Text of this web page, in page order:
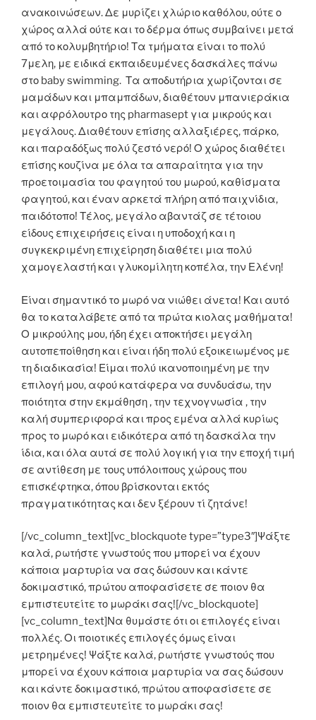
ανακοινώσεων. Δε μυρίζει χλώριο καθόλου, ούτε ο
χώρος αλλά ούτε και το δέρμα όπως συμβαίνει μετά
από το κολυμβητήριο! Τα τμήματα είναι το πολύ
7μελη, με ειδικά εκπαιδευμένες δασκάλες πάνω
στο baby swimming. Τα αποδυτήρια χωρίζονται σε
μαμάδων και μπαμπάδων, διαθέτουν μπανιεράκια
και αφρόλουτρο της pharmasept για μικρούς και
μεγάλους. Διαθέτουν επίσης αλλαξιέρες, πάρκο,
και παραδόξως πολύ ζεστό νερό! Ο χώρος διαθέτει
επίσης κουζίνα με όλα τα απαραίτητα για την
προετοιμασία του φαγητού του μωρού, καθίσματα
φαγητού, και έναν αρκετά πλήρη από παιχνίδια,
παιδότοπο! Τέλος, μεγάλο αβαντάζ σε τέτοιου
είδους επιχειρήσεις είναι η υποδοχή και η
συγκεκριμένη επιχείρηση διαθέτει μια πολύ
χαμογελαστή και γλυκομίλητη κοπέλα, την Ελένη!
Είναι σημαντικό το μωρό να νιώθει άνετα! Και αυτό
θα το καταλάβετε από τα πρώτα κιολας μαθήματα!
Ο μικρούλης μου, ήδη έχει αποκτήσει μεγάλη
αυτοπεποίθηση και είναι ήδη πολύ εξοικειωμένος με
τη διαδικασία! Είμαι πολύ ικανοποιημένη με την
επιλογή μου, αφού κατάφερα να συνδυάσω, την
ποιότητα στην εκμάθηση , την τεχνογνωσία , την
καλή συμπεριφορά και προς εμένα αλλά κυρίως
προς το μωρό και ειδικότερα από τη δασκάλα την
ίδια, και όλα αυτά σε πολύ λογική για την εποχή τιμή
σε αντίθεση με τους υπόλοιπους χώρους που
επισκέφτηκα, όπου βρίσκονται εκτός
πραγματικότητας και δεν ξέρουν τί ζητάνε!
[/vc_column_text][vc_blockquote type=”type3″]Ψάξτε
καλά, ρωτήστε γνωστούς που μπορεί να έχουν
κάποια μαρτυρία να σας δώσουν και κάντε
δοκιμαστικό, πρώτου αποφασίσετε σε ποιον θα
εμπιστευτείτε το μωράκι σας![/vc_blockquote]
[vc_column_text]Να θυμάστε ότι οι επιλογές είναι
πολλές. Οι ποιοτικές επιλογές όμως είναι
μετρημένες! Ψάξτε καλά, ρωτήστε γνωστούς που
μπορεί να έχουν κάποια μαρτυρία να σας δώσουν
και κάντε δοκιμαστικό, πρώτου αποφασίσετε σε
ποιον θα εμπιστευτείτε το μωράκι σας!